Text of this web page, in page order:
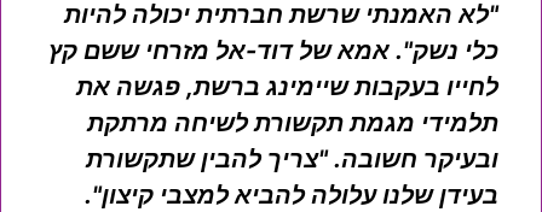
"לא האמנתי שרשת חברתית יכולה להיות
כלי נשק". אמא של דוד-אל מזרחי ששם קץ
לחייו בעקבות שיימינג ברשת, פגשה את
תלמידי מגמת תקשורת לשיחה מרתקת
ובעיקר חשובה. "צריך להבין שתקשורת
בעידן שלנו עלולה להביא למצבי קיצון".